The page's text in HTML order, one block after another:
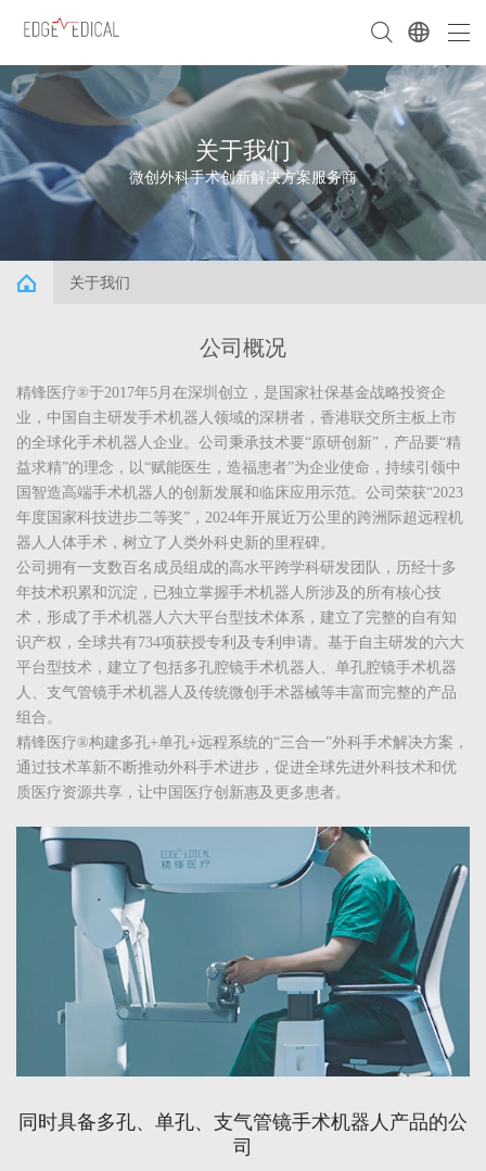
关于我们
微创外科手术创新解决方案服务商
关于我们
公司概况
精锋医疗®于2017年5月在深圳创立，是国家社保基金战略投资企
业，中国自主研发手术机器人领域的深耕者，香港联交所主板上市
的全球化手术机器人企业。公司秉承技术要“原研创新”，产品要“精
益求精”的理念，以“赋能医生，造福患者”为企业使命，持续引领中
国智造高端手术机器人的创新发展和临床应用示范。公司荣获“2023
年度国家科技进步二等奖”，2024年开展近万公里的跨洲际超远程机
器人人体手术，树立了人类外科史新的里程碑。
公司拥有一支数百名成员组成的高水平跨学科研发团队，历经十多
年技术积累和沉淀，已独立掌握手术机器人所涉及的所有核心技
术，形成了手术机器人六大平台型技术体系，建立了完整的自有知
识产权，全球共有734项获授专利及专利申请。基于自主研发的六大
平台型技术，建立了包括多孔腔镜手术机器人、单孔腔镜手术机器
人、支气管镜手术机器人及传统微创手术器械等丰富而完整的产品
组合。
精锋医疗®构建多孔+单孔+远程系统的“三合一”外科手术解决方案，
通过技术革新不断推动外科手术进步，促进全球先进外科技术和优
质医疗资源共享，让中国医疗创新惠及更多患者。
同时具备多孔、单孔、支气管镜手术机器人产品的公
司